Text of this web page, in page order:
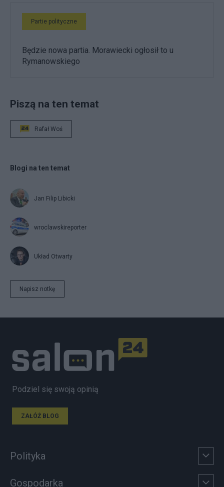
Partie polityczne
Będzie nowa partia. Morawiecki ogłosił to u
Rymanowskiego
Piszą na ten temat
Rafał Woś
Blogi na ten temat
Jan Filip Libicki
wroclawskireporter
Układ Otwarty
Napisz notkę
Podziel się swoją opinią
ZAŁÓŻ BLOG
Polityka
Gospodarka